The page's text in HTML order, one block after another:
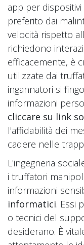
app per
preferito dai
velocità rispetto
richiedono
efficacemente, è
utilizzate dai
ingannatori si
informazioni
cliccare su link
l'affidabilità dei
cadere nelle
L'ingegneria
i truffatori
informazioni
informatici. Essi
o tecnici del
desiderano. È